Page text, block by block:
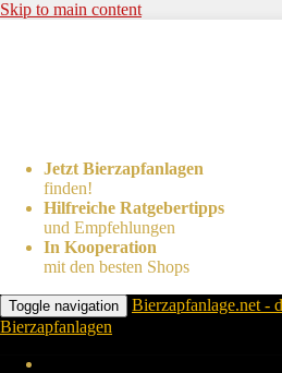
Skip to main content
Jetzt Bierzapfanlagen
finden!
Hilfreiche Ratgebertipps
und Empfehlungen
In Kooperation
mit den besten Shops
Toggle navigation
Bierzapfanlage.net -
Bierzapfanlagen